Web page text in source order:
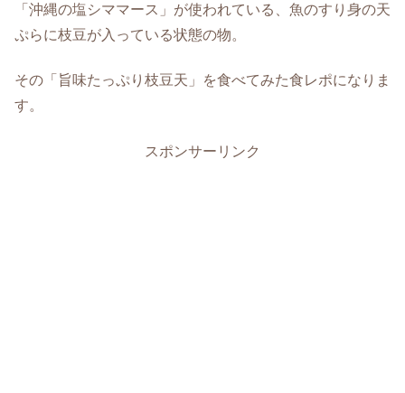
「沖縄の塩シママース」が使われている、魚のすり身の天
ぷらに枝豆が入っている状態の物。
その「旨味たっぷり枝豆天」を食べてみた食レポになりま
す。
スポンサーリンク